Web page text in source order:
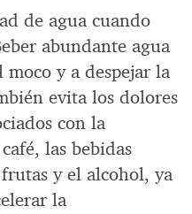
de agua cuando
abundante agua
y a despejar la
evita los dolores
con la
las bebidas
y el alcohol, ya
la